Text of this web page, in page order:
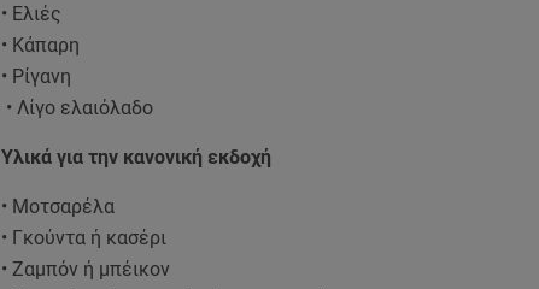
• Ελιές
• Κάπαρη
• Ρίγανη
• Λίγο ελαιόλαδο
Υλικά για την κανονική εκδοχή
• Μοτσαρέλα
• Γκούντα ή κασέρι
• Ζαμπόν ή μπέικον